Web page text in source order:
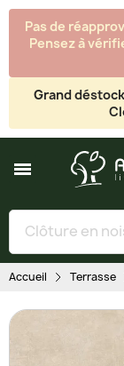
Pas de
Pensez à
Grand
Accueil Terrasse